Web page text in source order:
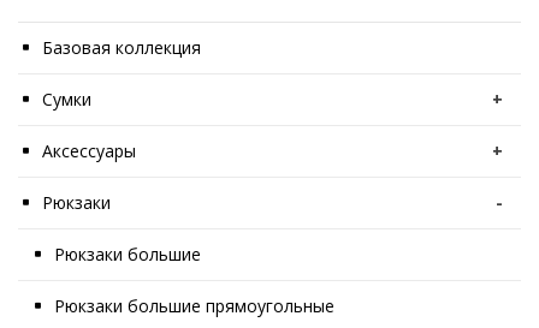
Базовая коллекция
Сумки +
Аксессуары +
Рюкзаки -
Рюкзаки большие
Рюкзаки большие прямоугольные